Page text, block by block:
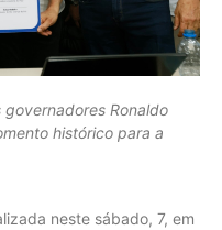
governadores Ronaldo
histórico para a
neste sábado, 7, em